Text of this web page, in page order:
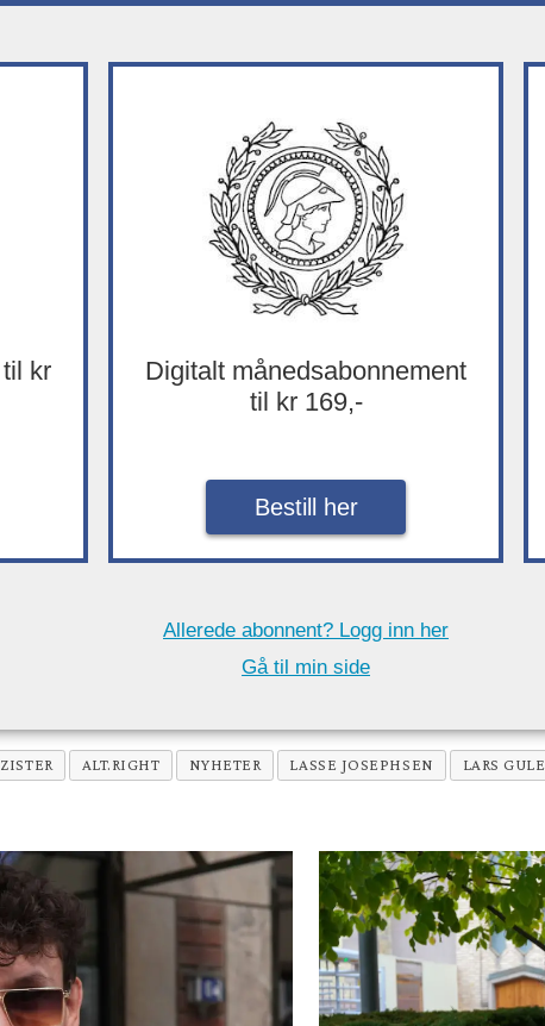
kr
Digitalt månedsabonnement
til kr 169,-
Bestill her
Allerede abonnent? Logg inn her
Gå til min side
ALT.RIGHT NYHETER LASSE JOSEPHSEN LARS GULE